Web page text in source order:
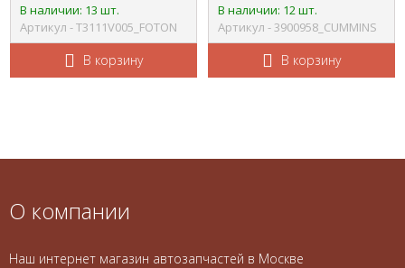
В наличии: 13 шт.
Артикул - Т3111V005_FOTON
В корзину
В наличии: 12 шт.
Артикул - 3900958_CUMMINS
В корзину
О компании
Наш интернет магазин автозапчастей в Москве